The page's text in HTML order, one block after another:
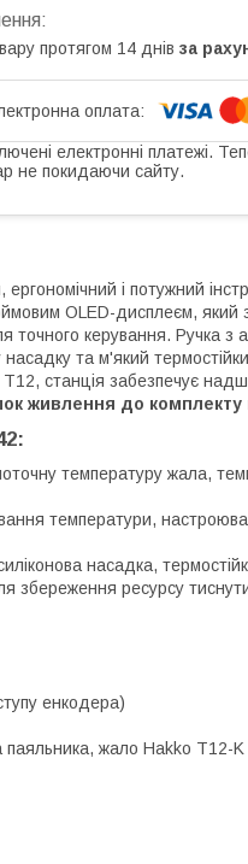
протягом 14 днів за
електронні платежі.
не покидаючи сайту.
і потужний
OLED-дисплеєм, який
керування. Ручка з
та м'який
станція забезпечує
живлення до
температуру жала,
температури,
насадка,
збереження ресурсу
енкодера)
паяльника, жало Hakko T12-